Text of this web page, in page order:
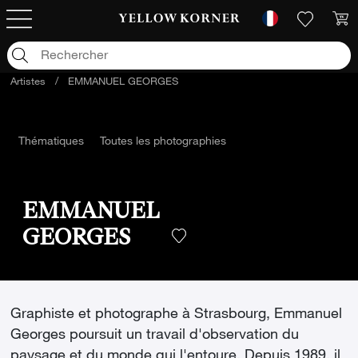
Artistes / EMMANUEL GEORGES
Thématiques Toutes les photographies
EMMANUEL
GEORGES
Graphiste et photographe à Strasbourg, Emmanuel
Georges poursuit un travail d'observation du